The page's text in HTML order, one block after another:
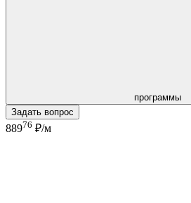
программы
Задать вопрос
88976 ₽/м